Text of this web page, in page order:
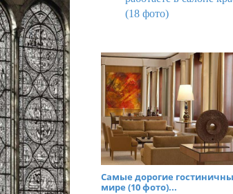
(18 фото)
Самые дорогие
мире (10 фото)...